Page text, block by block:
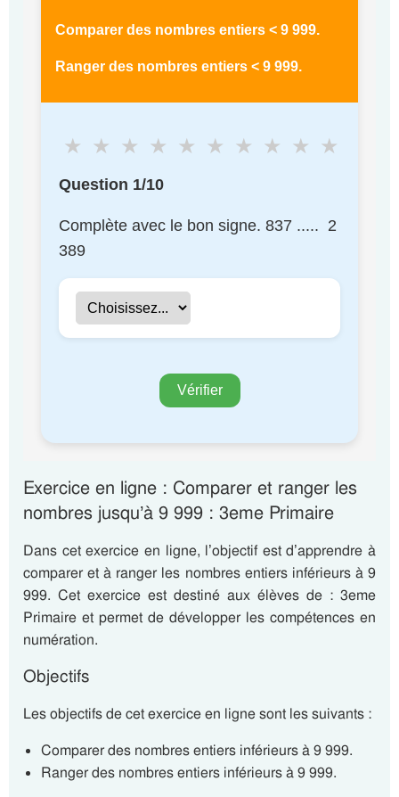
Exercice en ligne : Comparer et ranger les
nombres jusqu’à 9 999 : 3eme Primaire
Dans cet exercice en ligne, l’objectif est d’apprendre à
comparer et à ranger les nombres entiers inférieurs à 9
999. Cet exercice est destiné aux élèves de : 3eme
Primaire et permet de développer les compétences en
numération.
Objectifs
Les objectifs de cet exercice en ligne sont les suivants :
Comparer des nombres entiers inférieurs à 9 999.
Ranger des nombres entiers inférieurs à 9 999.